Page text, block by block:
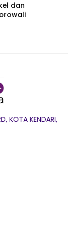
dan
KOTA KENDARI,